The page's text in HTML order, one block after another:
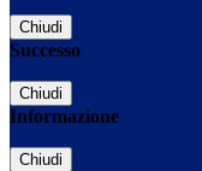
Chiudi
Successo
Chiudi
Informazione
Chiudi